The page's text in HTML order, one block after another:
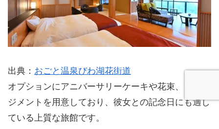
出典： おごと温泉びわ湖花街道
オプションにアニバーサリーケーキや花束、アレン
ジメントを用意しており、彼女との記念日にも適し
ている上質な旅館です。